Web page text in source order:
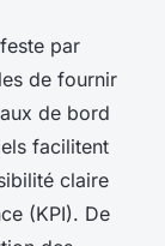
par
de fournir
de bord
facilitent
claire
(KPI). De